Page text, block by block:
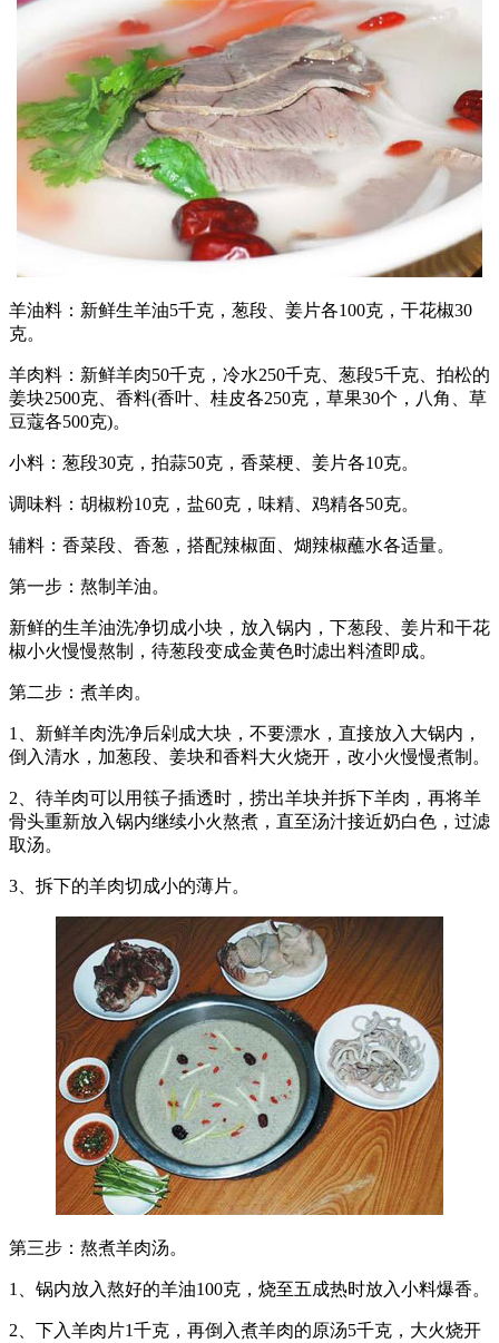
羊油料：新鲜生羊油5千克，葱段、姜片各100克，干花椒30
克。
羊肉料：新鲜羊肉50千克，冷水250千克、葱段5千克、拍松的
姜块2500克、香料(香叶、桂皮各250克，草果30个，八角、草
豆蔻各500克)。
小料：葱段30克，拍蒜50克，香菜梗、姜片各10克。
调味料：胡椒粉10克，盐60克，味精、鸡精各50克。
辅料：香菜段、香葱，搭配辣椒面、煳辣椒蘸水各适量。
第一步：熬制羊油。
新鲜的生羊油洗净切成小块，放入锅内，下葱段、姜片和干花
椒小火慢慢熬制，待葱段变成金黄色时滤出料渣即成。
第二步：煮羊肉。
1、新鲜羊肉洗净后剁成大块，不要漂水，直接放入大锅内，
倒入清水，加葱段、姜块和香料大火烧开，改小火慢慢煮制。
2、待羊肉可以用筷子插透时，捞出羊块并拆下羊肉，再将羊
骨头重新放入锅内继续小火熬煮，直至汤汁接近奶白色，过滤
取汤。
3、拆下的羊肉切成小的薄片。
第三步：熬煮羊肉汤。
1、锅内放入熬好的羊油100克，烧至五成热时放入小料爆香。
2、下入羊肉片1千克，再倒入煮羊肉的原汤5千克，大火烧开